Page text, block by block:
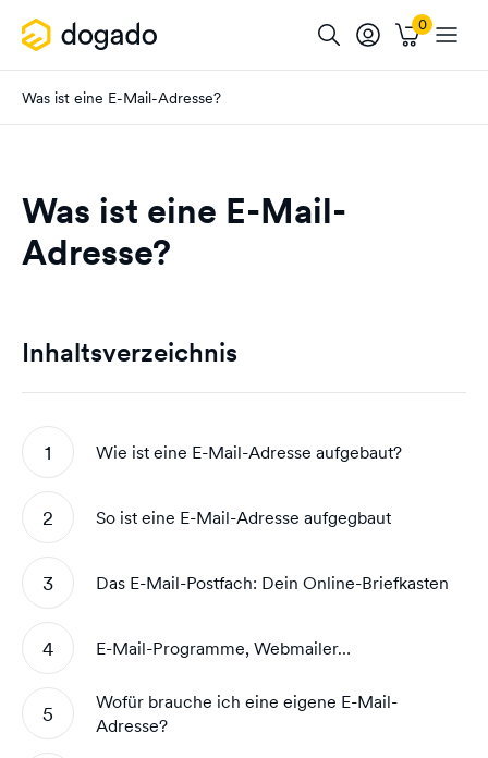
Was ist eine E-Mail-Adresse?
Was ist eine E-Mail-
Adresse?
Inhaltsverzeichnis
Wie ist eine E-Mail-Adresse aufgebaut?
So ist eine E-Mail-Adresse aufgegbaut
Das E-Mail-Postfach: Dein Online-Briefkasten
E-Mail-Programme, Webmailer…
Wofür brauche ich eine eigene E-Mail-
Adresse?